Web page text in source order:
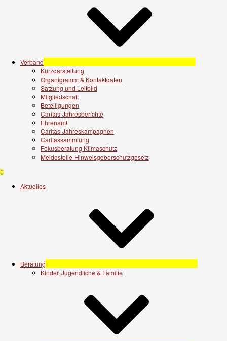
Verband
Kurzdarstellung
Organigramm & Kontaktdaten
Satzung und Leitbild
Mitgliedschaft
Beteiligungen
Caritas-Jahresberichte
Ehrenamt
Caritas-Jahreskampagnen
Caritassammlung
Fokusberatung Klimaschutz
Meldestelle-Hinweisgeberschutzgesetz
Aktuelles
Beratung
Kinder, Jugendliche & Familie